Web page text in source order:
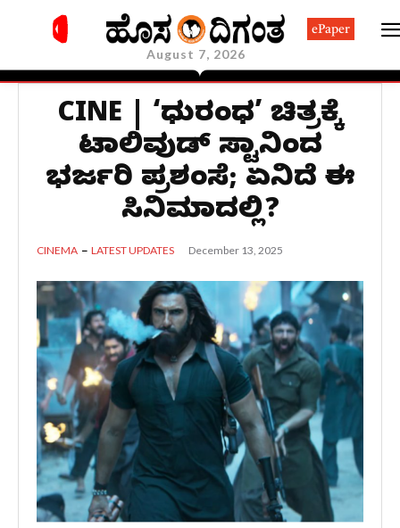
August 7, 2026
ePaper
CINE | ‘ಧುರಂಧರ್’ ಚಿತ್ರಕ್ಕೆ
ಟಾಲಿವುಡ್ ಸ್ಟಾರ್‌ನಿಂದ
ಭರ್ಜರಿ ಪ್ರಶಂಸೆ; ಏನಿದೆ ಈ
ಸಿನಿಮಾದಲ್ಲಿ?
CINEMA LATEST UPDATES December 13, 2025